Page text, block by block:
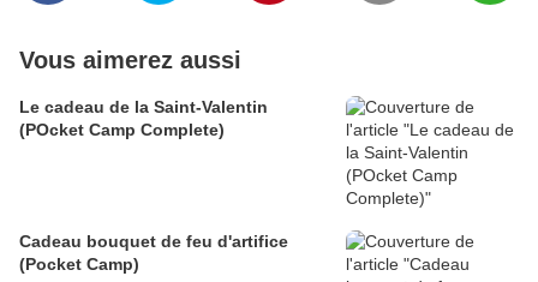
Vous aimerez aussi
Le cadeau de la Saint-Valentin
(POcket Camp Complete)
Cadeau bouquet de feu d'artifice
(Pocket Camp)